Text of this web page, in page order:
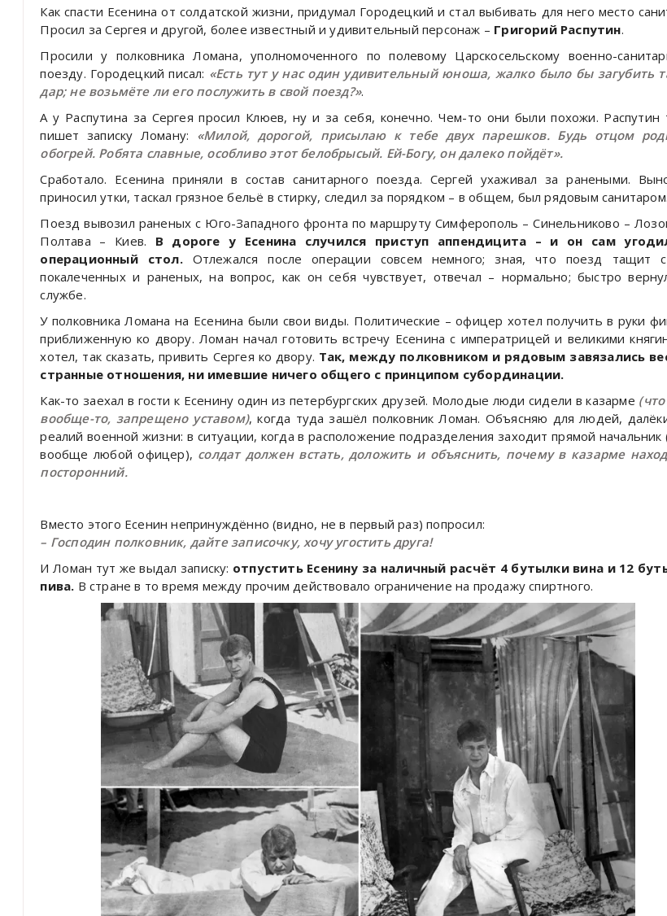
Как спасти Есенина от солдатской жизни, придумал Городецкий и стал выбивать для него место
Просил за Сергея и другой, более известный и удивительный персонаж – Григорий Распутин.
Просили у полковника Ломана, уполномоченного по полевому Царскосельскому военно-
поезду. Городецкий писал: «Есть тут у нас один удивительный юноша, жалко было бы загубить
дар; не возьмёте ли его послужить в свой поезд?».
А у Распутина за Сергея просил Клюев, ну и за себя, конечно. Чем-то они были похожи. Распутин
пишет записку Ломану: «Милой, дорогой, присылаю к тебе двух парешков. Будь отцом
обогрей. Робята славные, особливо этот белобрысый. Ей-Богу, он далеко пойдёт».
Сработало. Есенина приняли в состав санитарного поезда. Сергей ухаживал за ранеными.
приносил утки, таскал грязное бельё в стирку, следил за порядком – в общем, был рядовым санитаром.
Поезд вывозил раненых с Юго-Западного фронта по маршруту Симферополь – Синельниково –
Полтава – Киев. В дороге у Есенина случился приступ аппендицита – и он сам
операционный стол.Отлежался после операции совсем немного; зная, что поезд тащит
покалеченных и раненых, на вопрос, как он себя чувствует, отвечал – нормально; быстро
службе.
У полковника Ломана на Есенина были свои виды. Политические – офицер хотел получить в руки
приближенную ко двору. Ломан начал готовить встречу Есенина с императрицей и великими
хотел, так сказать, привить Сергея ко двору. Так, между полковником и рядовым завязались
странные отношения, ни имевшие ничего общего с принципом субординации.
Как-то заехал в гости к Есенину один из петербургских друзей. Молодые люди сидели в казарме
вообще-то, запрещено уставом), когда туда зашёл полковник Ломан. Объясняю для людей,
реалий военной жизни: в ситуации, когда в расположение подразделения заходит прямой начальник
вообще любой офицер), солдат должен встать, доложить и объяснить, почему в казарме
посторонний.
Вместо этого Есенин непринуждённо (видно, не в первый раз) попросил:
– Господин полковник, дайте записочку, хочу угостить друга!
И Ломан тут же выдал записку: отпустить Есенину за наличный расчёт 4 бутылки вина и 12
пива. В стране в то время между прочим действовало ограничение на продажу спиртного.